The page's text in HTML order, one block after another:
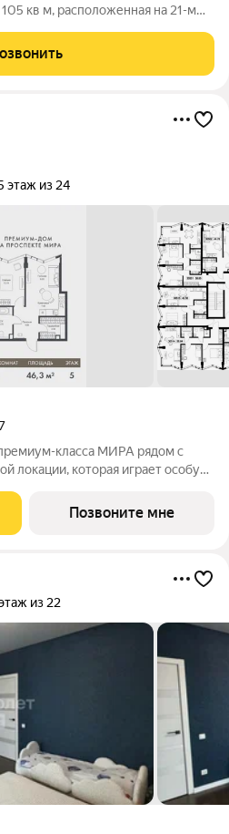
кв м, расположенная на 21-м
метр, подогреваемый пол.
этаж из 24
класса МИРА рядом с
локации, которая играет особую
в корпусе 3, на 5
Позвоните мне
из 22